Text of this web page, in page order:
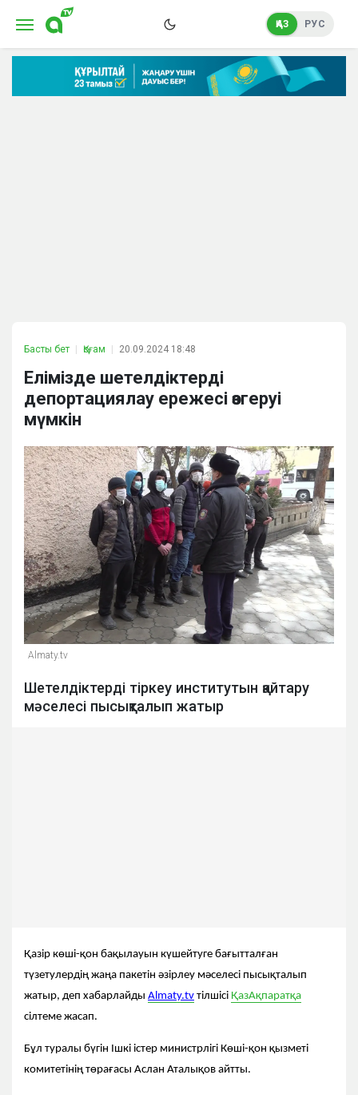
ҚАЗ РУС
Басты бет Қоғам 20.09.2024 18:48
Елімізде шетелдіктерді
депортациялау ережесі өзгеруі
мүмкін
Аlmaty.tv
Шетелдіктерді тіркеу институтын қайтару
мәселесі пысықталып жатыр
Қазір көші-қон бақылауын күшейтуге бағытталған
түзетулердің жаңа пакетін әзірлеу мәселесі пысықталып
жатыр, деп хабарлайды Аlmaty.tv тілшісі ҚазАқпаратқа
сілтеме жасап.
Бұл туралы бүгін Ішкі істер министрлігі Көші-қон қызметі
комитетінің төрағасы Аслан Аталықов айтты.